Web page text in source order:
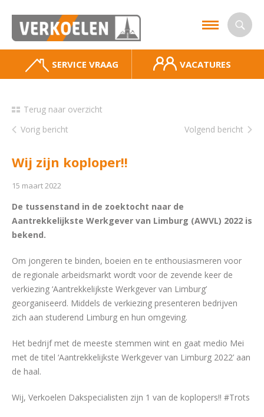
SERVICE VRAAG VACATURES
Terug naar overzicht
Vorig bericht
Volgend bericht
Wij zijn koploper!!
15 maart 2022
De tussenstand in de zoektocht naar de
Aantrekkelijkste Werkgever van Limburg (AWVL) 2022 is
bekend.
Om jongeren te binden, boeien en te enthousiasmeren voor
de regionale arbeidsmarkt wordt voor de zevende keer de
verkiezing ‘Aantrekkelijkste Werkgever van Limburg’
georganiseerd. Middels de verkiezing presenteren bedrijven
zich aan studerend Limburg en hun omgeving.
Het bedrijf met de meeste stemmen wint en gaat medio Mei
met de titel ‘Aantrekkelijkste Werkgever van Limburg 2022’ aan
de haal.
Wij, Verkoelen Dakspecialisten zijn 1 van de koplopers!! #Trots